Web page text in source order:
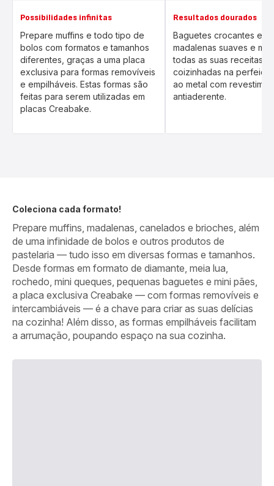
Possibilidades infinitas
Prepare muffins e todo tipo de
bolos com formatos e tamanhos
diferentes, graças a uma placa
exclusiva para formas removíveis
e empilháveis. Estas formas são
feitas para serem utilizadas em
placas Creabake.
Resultados dourados
Baguetes crocantes e
madalenas suaves e
todas as suas receitas
coizinhadas na
ao metal com
antiaderente.
Coleciona cada formato!
Prepare muffins, madalenas, canelados e brioches, além
de uma infinidade de bolos e outros produtos de
pastelaria — tudo isso em diversas formas e tamanhos.
Desde formas em formato de diamante, meia lua,
rochedo, mini queques, pequenas baguetes e mini pães,
a placa exclusiva Creabake — com formas removíveis e
intercambiáveis — é a chave para criar as suas delícias
na cozinha! Além disso, as formas empilháveis facilitam
a arrumação, poupando espaço na sua cozinha.